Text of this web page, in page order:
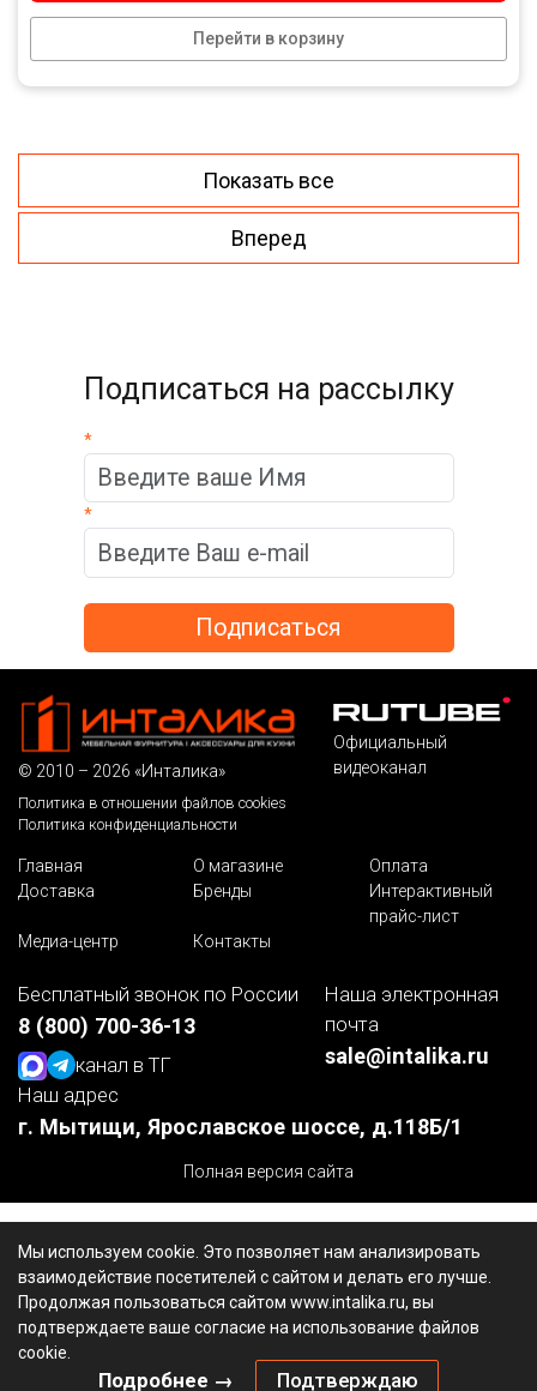
Перейти в корзину
Показать все
Вперед
Подписаться на рассылку
*
*
Мы используем cookie. Это позволяет нам анализировать
взаимодействие посетителей с сайтом и делать его лучше.
Продолжая пользоваться сайтом www.intalika.ru, вы
подтверждаете ваше согласие на использование файлов
cookie.
Подробнее → Подтверждаю
© 2010 – 2026 «Инталика»
Политика в отношении файлов cookies
Политика конфиденциальности
Официальный
видеоканал
Главная О магазине
Оплата
Доставка
Бренды
Интерактивный
прайс-лист
Медиа-центр
Контакты
Бесплатный звонок по России
8 (800) 700-36-13
канал в ТГ
Наша электронная
почта
sale@intalika.ru
Наш адрес
г. Мытищи, Ярославское шоссе, д.118Б/1
Полная версия сайта